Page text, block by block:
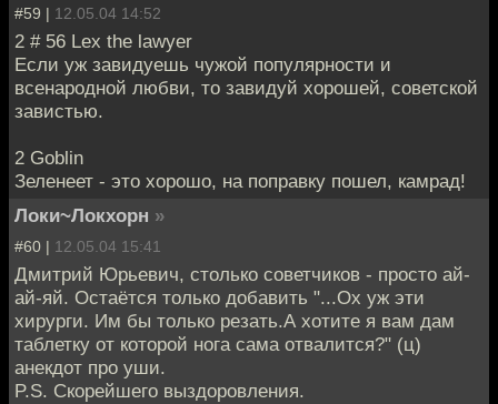
#59 | 12.05.04 14:52
2 # 56 Lex the lawyer
Если уж завидуешь чужой популярности и
всенародной любви, то завидуй хорошей, советской
завистью.
2 Goblin
Зеленеет - это хорошо, на поправку пошел, камрад!
Локи~Локхорн »
#60 | 12.05.04 15:41
Дмитрий Юрьевич, столько советчиков - просто ай-
ай-яй. Остаётся только добавить "...Ох уж эти
хирурги. Им бы только резать.А хотите я вам дам
таблетку от которой нога сама отвалится?" (ц)
анекдот про уши.
P.S. Скорейшего выздоровления.